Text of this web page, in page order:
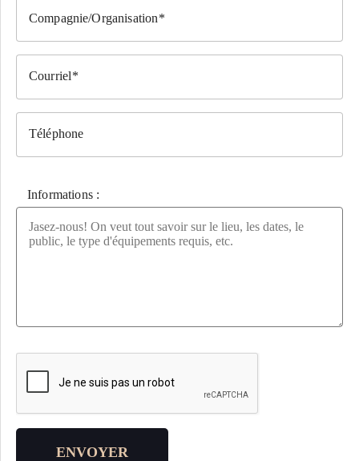
Compagnie/Organisation
Courriel
Téléphone
Informations :
ENVOYER